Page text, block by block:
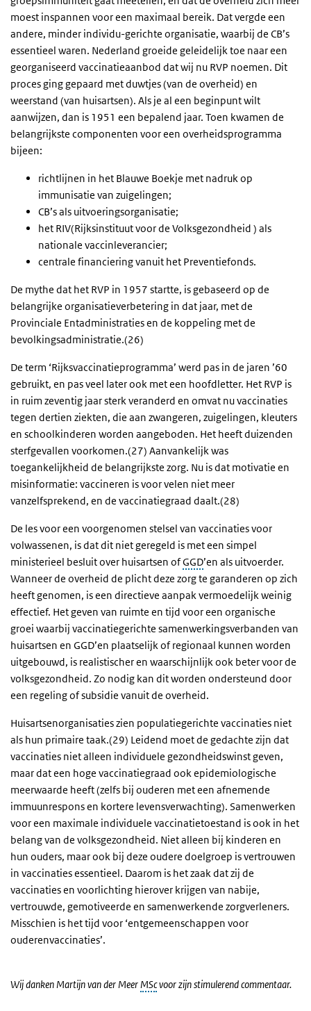
moest inspannen voor een maximaal bereik. Dat vergde een
andere, minder individu-gerichte organisatie, waarbij de CB’s
essentieel waren. Nederland groeide geleidelijk toe naar een
georganiseerd vaccinatieaanbod dat wij nu RVP noemen. Dit
proces ging gepaard met duwtjes (van de overheid) en
weerstand (van huisartsen). Als je al een beginpunt wilt
aanwijzen, dan is 1951 een bepalend jaar. Toen kwamen de
belangrijkste componenten voor een overheidsprogramma
bijeen:
richtlijnen in het Blauwe Boekje met nadruk op
immunisatie van zuigelingen;
CB’s als uitvoeringsorganisatie;
het RIV(Rijksinstituut voor de Volksgezondheid ) als
nationale vaccinleverancier;
centrale financiering vanuit het Preventiefonds.
De mythe dat het RVP in 1957 startte, is gebaseerd op de
belangrijke organisatieverbetering in dat jaar, met de
Provinciale Entadministraties en de koppeling met de
bevolkingsadministratie.(26)
De term ‘Rijksvaccinatieprogramma’ werd pas in de jaren ’60
gebruikt, en pas veel later ook met een hoofdletter. Het RVP is
in ruim zeventig jaar sterk veranderd en omvat nu vaccinaties
tegen dertien ziekten, die aan zwangeren, zuigelingen, kleuters
en schoolkinderen worden aangeboden. Het heeft duizenden
sterfgevallen voorkomen.(27) Aanvankelijk was
toegankelijkheid de belangrijkste zorg. Nu is dat motivatie en
misinformatie: vaccineren is voor velen niet meer
vanzelfsprekend, en de vaccinatiegraad daalt.(28)
De les voor een voorgenomen stelsel van vaccinaties voor
volwassenen, is dat dit niet geregeld is met een simpel
ministerieel besluit over huisartsen ofGGD’en als uitvoerder.
Wanneer de overheid de plicht deze zorg te garanderen op zich
heeft genomen, is een directieve aanpak vermoedelijk weinig
effectief. Het geven van ruimte en tijd voor een organische
groei waarbij vaccinatiegerichte samenwerkingsverbanden van
huisartsen en GGD’en plaatselijk of regionaal kunnen worden
uitgebouwd, is realistischer en waarschijnlijk ook beter voor de
volksgezondheid. Zo nodig kan dit worden ondersteund door
een regeling of subsidie vanuit de overheid.
Huisartsenorganisaties zien populatiegerichte vaccinaties niet
als hun primaire taak.(29) Leidend moet de gedachte zijn dat
vaccinaties niet alleen individuele gezondheidswinst geven,
maar dat een hoge vaccinatiegraad ook epidemiologische
meerwaarde heeft (zelfs bij ouderen met een afnemende
immuunrespons en kortere levensverwachting). Samenwerken
voor een maximale individuele vaccinatietoestand is ook in het
belang van de volksgezondheid. Niet alleen bij kinderen en
hun ouders, maar ook bij deze oudere doelgroep is vertrouwen
in vaccinaties essentieel. Daarom is het zaak dat zij de
vaccinaties en voorlichting hierover krijgen van nabije,
vertrouwde, gemotiveerde en samenwerkende zorgverleners.
Misschien is het tijd voor ‘entgemeenschappen voor
ouderenvaccinaties’.
Wij danken Martijn van der MeerMScvoor zijn stimulerend commentaar.